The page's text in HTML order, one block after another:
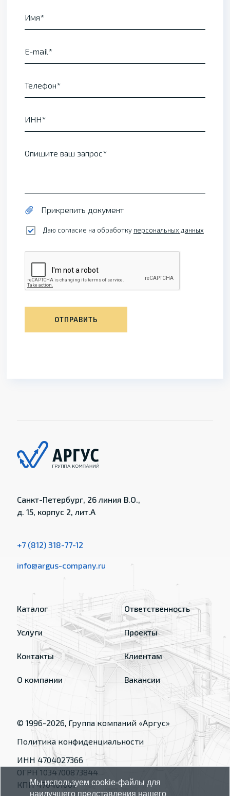
Имя
E-mail
Телефон
ИНН
Опишите ваш запрос
Прикрепить документ
Даю согласие на обработку персональных данных
ОТПРАВИТЬ
Санкт-Петербург, 26 линия В.О.,
д. 15, корпус 2, лит.А
+7 (812) 318-77-12
info@argus-company.ru
Каталог
Услуги
Контакты
О компании
Ответственность
Проекты
Клиентам
Вакансии
© 1996-2026, Группа компаний «Аргус»
Политика конфиденциальности
ИНН 4704027366
ОГРН 1034700873844
КПП 470401001
Мы используем cookie-файлы для
наилучшего представления нашего